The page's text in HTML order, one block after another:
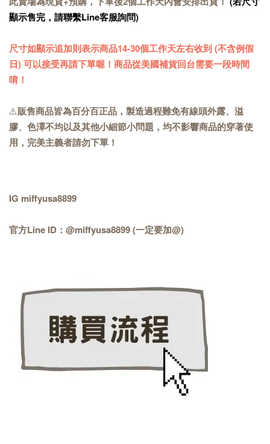
顯示售完，請聯繫Line客服詢問)
尺寸如顯示追加則表示商品14-30個工作天左右收到 (不含例假
日) 可以接受再請下單喔！商品從美國補貨回台需要一段時間
唷！
⚠️販售商品皆為百分百正品，製造過程難免有線頭外露、溢
膠、色澤不均以及其他小細節小問題，均不影響商品的穿著使
用，完美主義者請勿下單！
IG miffyusa8899
官方Line ID：@miffyusa8899 (一定要加@)